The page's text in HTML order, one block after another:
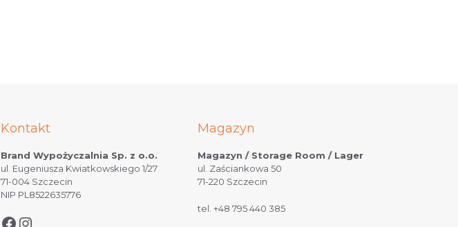
Kontakt
Brand Wypożyczalnia Sp. z o.o.
ul. Eugeniusza Kwiatkowskiego 1/27
71-004 Szczecin
NIP PL8522635776
Magazyn
Magazyn / Storage Room / Lager
ul. Zaściankowa 50
71-220 Szczecin
tel. +48 795 440 385